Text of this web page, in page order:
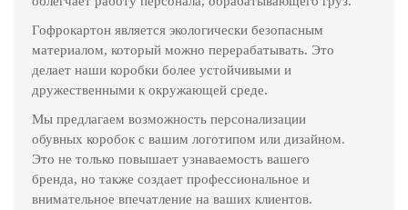
Гофрокартон является экологически безопасным
материалом, который можно перерабатывать. Это
делает наши коробки более устойчивыми и
дружественными к окружающей среде.
Мы предлагаем возможность персонализации
обувных коробок с вашим логотипом или дизайном.
Это не только повышает узнаваемость вашего
бренда, но также создает профессиональное и
внимательное впечатление на ваших клиентов.